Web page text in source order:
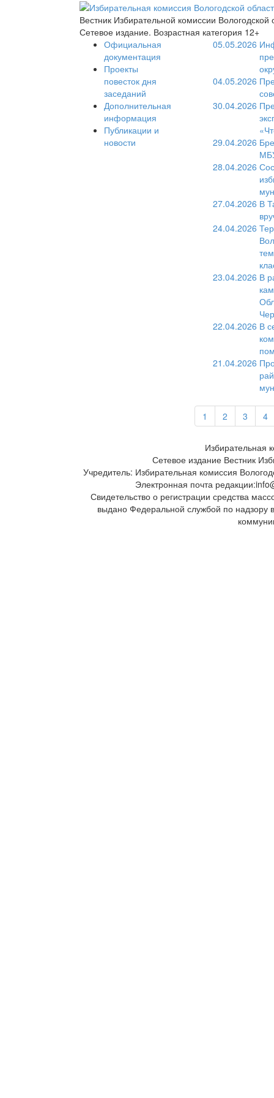
Вестник Избирательной комиссии Вологодской
Сетевое издание. Возрастная категория 12+
Официальная
документация
Проекты
повесток дня
заседаний
Дополнительная
информация
Публикации и
новости
05.05.2026
04.05.2026
30.04.2026
29.04.2026
28.04.2026
27.04.2026 В
24.04.2026
23.04.2026 В
22.04.2026 В
21.04.2026
1 2 3 4
Избирательная
Сетевое издание Вестник
Учредитель: Избирательная комиссия
Электронная почта
Свидетельство о регистрации средства
выдано Федеральной службой по